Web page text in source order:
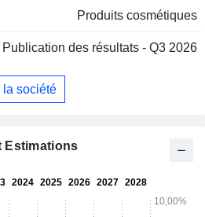
scotchs, etc. (marque tesa).
(30,5%) et Amériques
Produits cosmétiques
Publication des résultats - Q3 2026
la société
Estimations